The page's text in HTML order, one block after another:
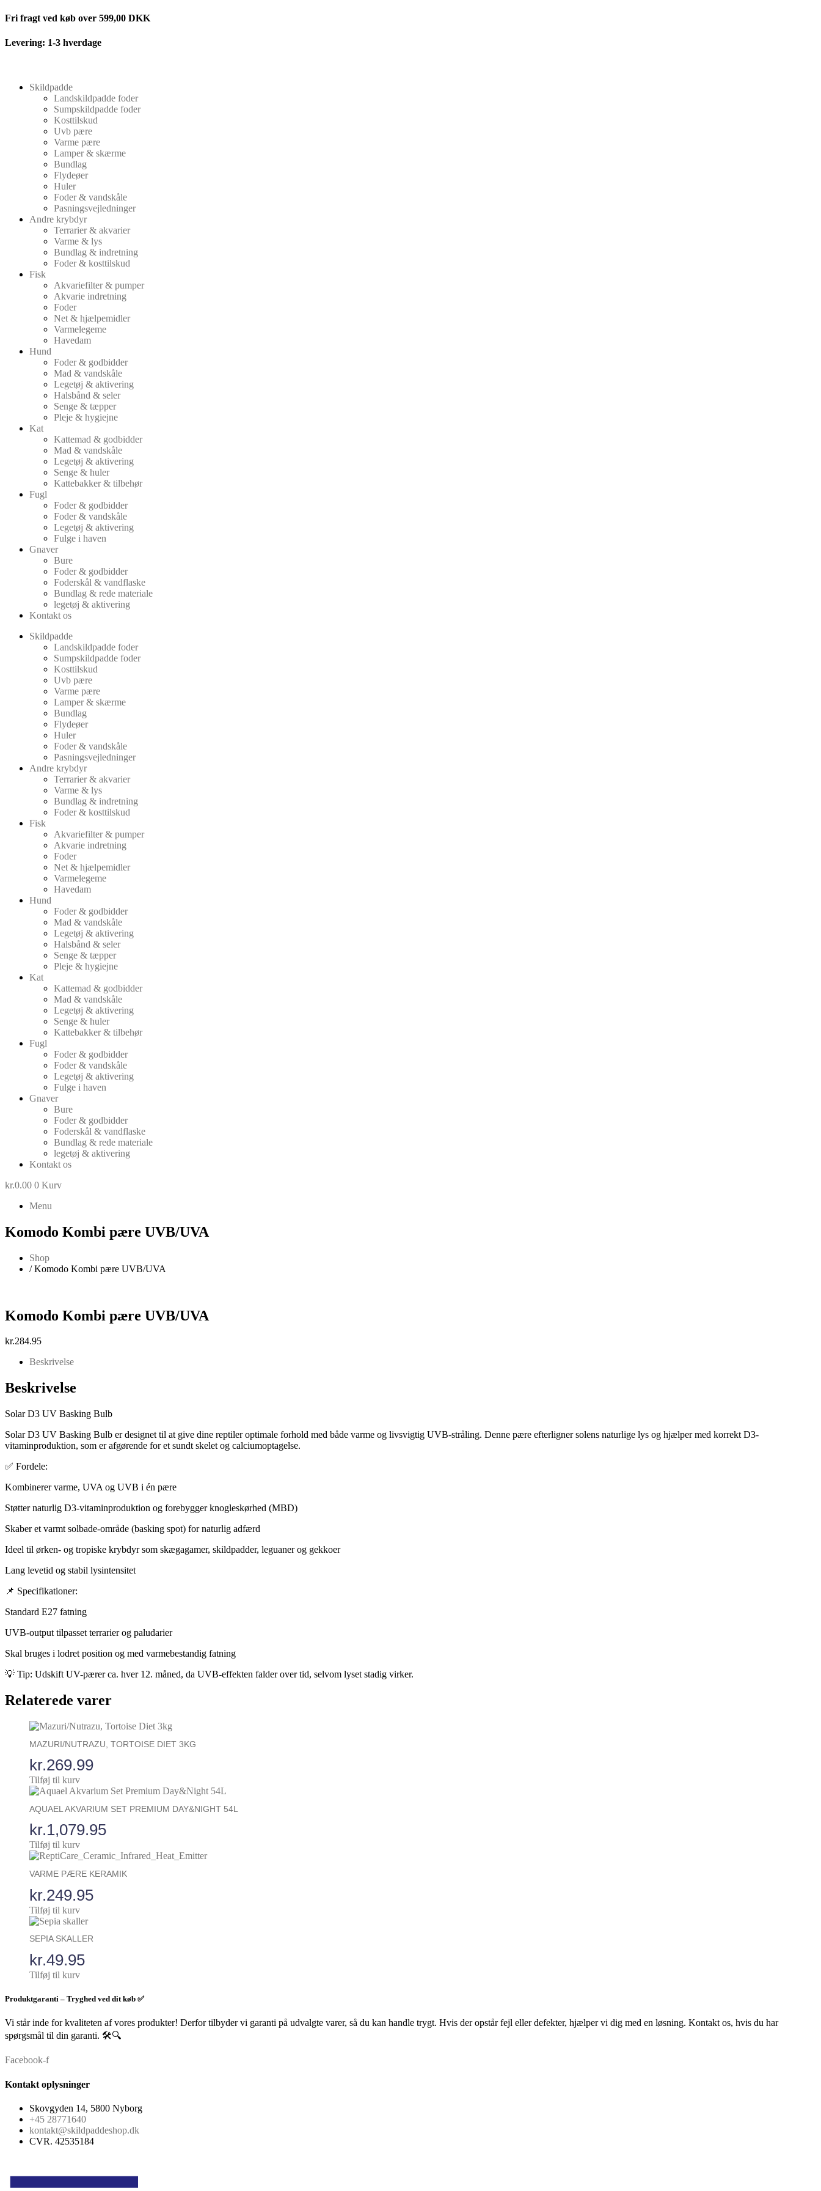
Videre
indhold
Fri fragt ved køb over 599,00 DKK
Levering: 1-3 hverdage
Skildpadde
Landskildpadde foder
Sumpskildpadde foder
Kosttilskud
Uvb pære
Varme pære
Lamper & skærme
Bundlag
Flydeøer
Huler
Foder & vandskåle
Pasningsvejledninger
Andre krybdyr
Terrarier & akvarier
Varme & lys
Bundlag & indretning
Foder & kosttilskud
Fisk
Akvariefilter & pumper
Akvarie indretning
Foder
Net & hjælpemidler
Varmelegeme
Havedam
Hund
Foder & godbidder
Mad & vandskåle
Legetøj & aktivering
Halsbånd & seler
Senge & tæpper
Pleje & hygiejne
Kat
Kattemad & godbidder
Mad & vandskåle
Legetøj & aktivering
Senge & huler
Kattebakker & tilbehør
Fugl
Foder & godbidder
Foder & vandskåle
Legetøj & aktivering
Fulge i haven
Gnaver
Bure
Foder & godbidder
Foderskål & vandflaske
Bundlag & rede materiale
legetøj & aktivering
Kontakt os
Skildpadde
Landskildpadde foder
Sumpskildpadde foder
Kosttilskud
Uvb pære
Varme pære
Lamper & skærme
Bundlag
Flydeøer
Huler
Foder & vandskåle
Pasningsvejledninger
Andre krybdyr
Terrarier & akvarier
Varme & lys
Bundlag & indretning
Foder & kosttilskud
Fisk
Akvariefilter & pumper
Akvarie indretning
Foder
Net & hjælpemidler
Varmelegeme
Havedam
Hund
Foder & godbidder
Mad & vandskåle
Legetøj & aktivering
Halsbånd & seler
Senge & tæpper
Pleje & hygiejne
Kat
Kattemad & godbidder
Mad & vandskåle
Legetøj & aktivering
Senge & huler
Kattebakker & tilbehør
Fugl
Foder & godbidder
Foder & vandskåle
Legetøj & aktivering
Fulge i haven
Gnaver
Bure
Foder & godbidder
Foderskål & vandflaske
Bundlag & rede materiale
legetøj & aktivering
Kontakt os
kr.0.00 0 Kurv
Menu
Komodo Kombi pære UVB/UVA
Shop
/ Komodo Kombi pære UVB/UVA
Komodo Kombi pære UVB/UVA
kr.284.95
Beskrivelse
Beskrivelse
Solar D3 UV Basking Bulb
Solar D3 UV Basking Bulb er designet til at give dine reptiler optimale forhold med både varme og livsvigtig UVB-stråling. Denne pære efterligner solens naturlige lys og hjælper med korrekt D3-
vitaminproduktion, som er afgørende for et sundt skelet og calciumoptagelse.
✅ Fordele:
Kombinerer varme, UVA og UVB i én pære
Støtter naturlig D3-vitaminproduktion og forebygger knogleskørhed (MBD)
Skaber et varmt solbade-område (basking spot) for naturlig adfærd
Ideel til ørken- og tropiske krybdyr som skægagamer, skildpadder, leguaner og gekkoer
Lang levetid og stabil lysintensitet
📌 Specifikationer:
Standard E27 fatning
UVB-output tilpasset terrarier og paludarier
Skal bruges i lodret position og med varmebestandig fatning
💡 Tip: Udskift UV-pærer ca. hver 12. måned, da UVB-effekten falder over tid, selvom lyset stadig virker.
Relaterede varer
MAZURI/NUTRAZU, TORTOISE DIET 3KG
kr.269.99
Tilføj til kurv
AQUAEL AKVARIUM SET PREMIUM DAY&NIGHT 54L
kr.1,079.95
Tilføj til kurv
VARME PÆRE KERAMIK
kr.249.95
Tilføj til kurv
SEPIA SKALLER
kr.49.95
Tilføj til kurv
Produktgaranti – Tryghed ved dit køb ✅
Vi står inde for kvaliteten af vores produkter! Derfor tilbyder vi garanti på udvalgte varer, så du kan handle trygt. Hvis der opstår fejl eller defekter, hjælper vi dig med en løsning. Kontakt os, hvis du har
spørgsmål til din garanti. 🛠️🔍
Facebook-f
Kontakt oplysninger
Skovgyden 14, 5800 Nyborg
+45 28771640
kontakt@skildpaddeshop.dk
CVR. 42535184